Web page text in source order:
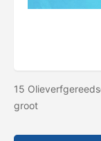
15
groot